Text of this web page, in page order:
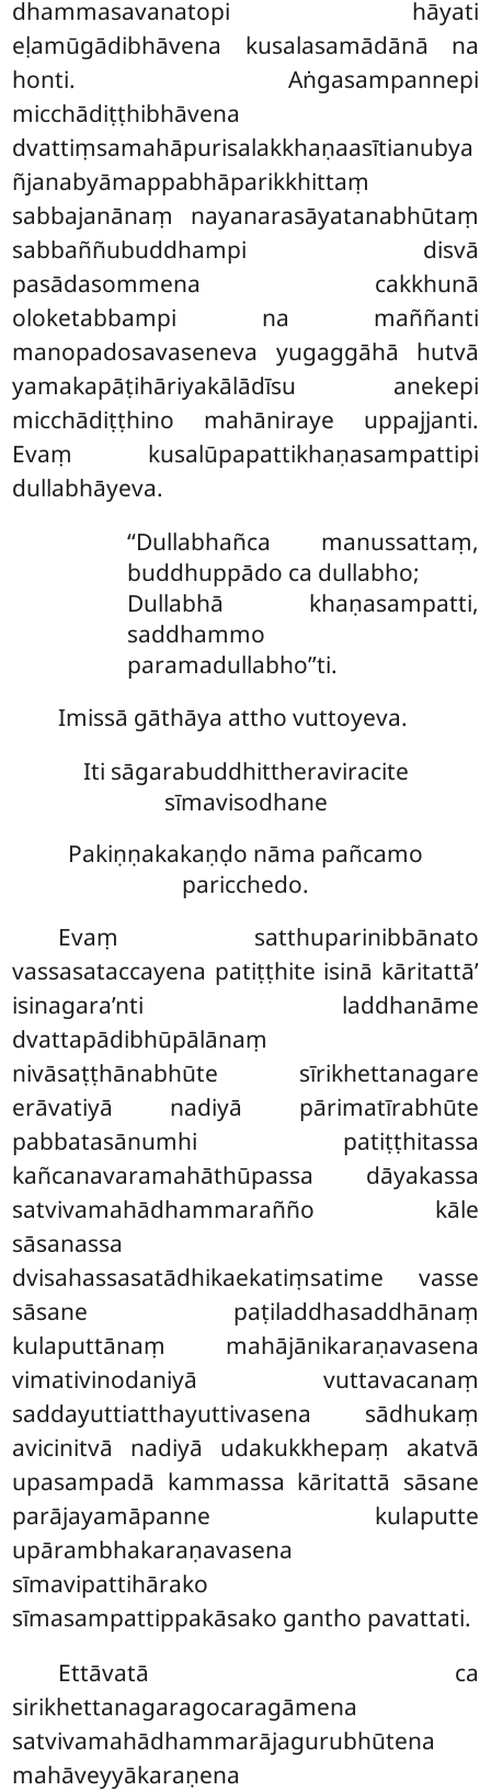
dhammasavanatopi hāyati
eḷamūgādibhāvena kusalasamādānā na
honti. Aṅgasampannepi
micchādiṭṭhibhāvena
dvattiṃsamahāpurisalakkhaṇaasītianubya
ñjanabyāmappabhāparikkhittaṃ
sabbajanānaṃ nayanarasāyatanabhūtaṃ
sabbaññubuddhampi disvā
pasādasommena cakkhunā
oloketabbampi na maññanti
manopadosavaseneva yugaggāhā hutvā
yamakapāṭihāriyakālādīsu anekepi
micchādiṭṭhino mahāniraye uppajjanti.
Evaṃ kusalūpapattikhaṇasampattipi
dullabhāyeva.
‘‘Dullabhañca manussattaṃ,
buddhuppādo ca dullabho;
Dullabhā khaṇasampatti,
saddhammo
paramadullabho’’ti.
Imissā gāthāya attho vuttoyeva.
Iti sāgarabuddhittheraviracite
sīmavisodhane
Pakiṇṇakakaṇḍo nāma pañcamo
paricchedo.
Evaṃ satthuparinibbānato
vassasataccayena patiṭṭhite isinā kāritattā’
isinagara’nti laddhanāme
dvattapādibhūpālānaṃ
nivāsaṭṭhānabhūte sīrikhettanagare
erāvatiyā nadiyā pārimatīrabhūte
pabbatasānumhi patiṭṭhitassa
kañcanavaramahāthūpassa dāyakassa
satvivamahādhammarañño kāle
sāsanassa
dvisahassasatādhikaekatiṃsatime vasse
sāsane paṭiladdhasaddhānaṃ
kulaputtānaṃ mahājānikaraṇavasena
vimativinodaniyā vuttavacanaṃ
saddayuttiatthayuttivasena sādhukaṃ
avicinitvā nadiyā udakukkhepaṃ akatvā
upasampadā kammassa kāritattā sāsane
parājayamāpanne kulaputte
upārambhakaraṇavasena
sīmavipattihārako
sīmasampattippakāsako gantho pavattati.
Ettāvatā ca
sirikhettanagaragocaragāmena
satvivamahādhammarājagurubhūtena
mahāveyyākaraṇena